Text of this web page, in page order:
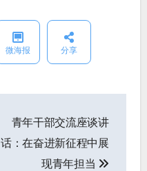
微海报 分享
青年干部交流座谈讲
话：在奋进新征程中展
现青年担当